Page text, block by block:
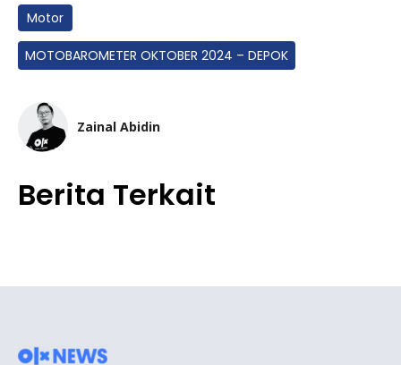
Motor
MOTOBAROMETER OKTOBER 2024 – DEPOK
Zainal Abidin
Berita Terkait